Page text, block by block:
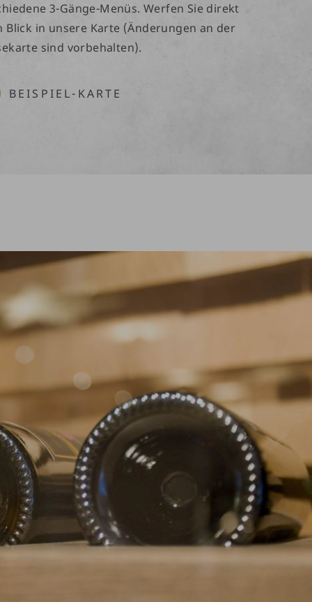
3-Gänge-Menüs. Werfen Sie direkt
Blick in unsere Karte (Änderungen an der
sind vorbehalten).
BEISPIEL-KARTE